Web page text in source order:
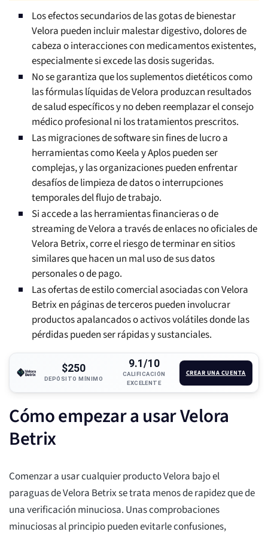
Los efectos secundarios de las gotas de bienestar
Velora pueden incluir malestar digestivo, dolores de
cabeza o interacciones con medicamentos existentes,
especialmente si excede las dosis sugeridas.
No se garantiza que los suplementos dietéticos como
las fórmulas líquidas de Velora produzcan resultados
de salud específicos y no deben reemplazar el consejo
médico profesional ni los tratamientos prescritos.
Las migraciones de software sin fines de lucro a
herramientas como Keela y Aplos pueden ser
complejas, y las organizaciones pueden enfrentar
desafíos de limpieza de datos o interrupciones
temporales del flujo de trabajo.
Si accede a las herramientas financieras o de
streaming de Velora a través de enlaces no oficiales de
Velora Betrix, corre el riesgo de terminar en sitios
similares que hacen un mal uso de sus datos
personales o de pago.
Las ofertas de estilo comercial asociadas con Velora
Betrix en páginas de terceros pueden involucrar
productos apalancados o activos volátiles donde las
pérdidas pueden ser rápidas y sustanciales.
$250
DEPÓSITO MÍNIMO
9.1/10
CALIFICACIÓN
EXCELENTE
CREAR UNA CUENTA
Cómo empezar a usar Velora
Betrix
Comenzar a usar cualquier producto Velora bajo el
paraguas de Velora Betrix se trata menos de rapidez que de
una verificación minuciosa. Unas comprobaciones
minuciosas al principio pueden evitarle confusiones,